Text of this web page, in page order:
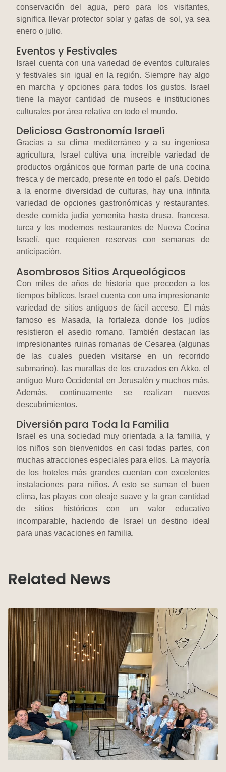
conservación del agua, pero para los visitantes,
significa llevar protector solar y gafas de sol, ya sea
enero o julio.
Eventos y Festivales
Israel cuenta con una variedad de eventos culturales
y festivales sin igual en la región. Siempre hay algo
en marcha y opciones para todos los gustos. Israel
tiene la mayor cantidad de museos e instituciones
culturales por área relativa en todo el mundo.
Deliciosa Gastronomía Israelí
Gracias a su clima mediterráneo y a su ingeniosa
agricultura, Israel cultiva una increíble variedad de
productos orgánicos que forman parte de una cocina
fresca y de mercado, presente en todo el país. Debido
a la enorme diversidad de culturas, hay una infinita
variedad de opciones gastronómicas y restaurantes,
desde comida judía yemenita hasta drusa, francesa,
turca y los modernos restaurantes de Nueva Cocina
Israelí, que requieren reservas con semanas de
anticipación.
Asombrosos Sitios Arqueológicos
Con miles de años de historia que preceden a los
tiempos bíblicos, Israel cuenta con una impresionante
variedad de sitios antiguos de fácil acceso. El más
famoso es Masada, la fortaleza donde los judíos
resistieron el asedio romano. También destacan las
impresionantes ruinas romanas de Cesarea (algunas
de las cuales pueden visitarse en un recorrido
submarino), las murallas de los cruzados en Akko, el
antiguo Muro Occidental en Jerusalén y muchos más.
Además, continuamente se realizan nuevos
descubrimientos.
Diversión para Toda la Familia
Israel es una sociedad muy orientada a la familia, y
los niños son bienvenidos en casi todas partes, con
muchas atracciones especiales para ellos. La mayoría
de los hoteles más grandes cuentan con excelentes
instalaciones para niños. A esto se suman el buen
clima, las playas con oleaje suave y la gran cantidad
de sitios históricos con un valor educativo
incomparable, haciendo de Israel un destino ideal
para unas vacaciones en familia.
Related News